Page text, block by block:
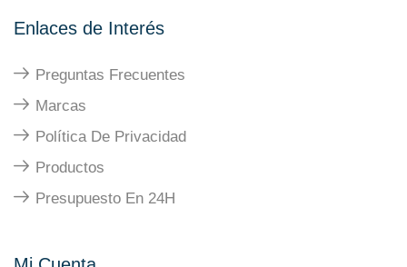
Enlaces de Interés
Preguntas Frecuentes
Marcas
Política De Privacidad
Productos
Presupuesto En 24H